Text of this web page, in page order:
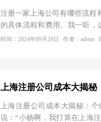
注册一家上海公司有哪些流程
的具体流程和费用。我一听
是了如指掌。于是，我决定写
鸡蛋灌饼，那就尴尬了。 接
时间：2024年09月28日 作者：admin
上海注册公司成本大揭秘：
说：“小杨啊，我打算在上海